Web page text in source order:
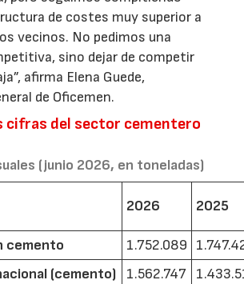
de costes muy superior a
vecinos. No pedimos una
sino dejar de competir
afirma Elena Guede,
de Oficemen.
cifras del sector cementero
(junio 2026, en toneladas)
2026 2025
cemento 1.752.089
(cemento)
1.562.747